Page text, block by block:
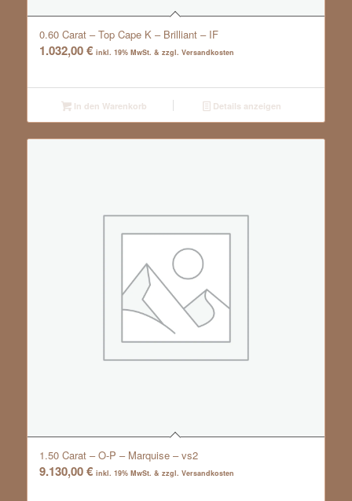
0.60 Carat – Top Cape K – Brilliant – IF
1.032,00€ inkl. 19% MwSt. & zzgl. Versandkosten
In den Warenkorb Details anzeigen
1.50 Carat – O-P – Marquise – vs2
9.130,00€ inkl. 19% MwSt. & zzgl. Versandkosten